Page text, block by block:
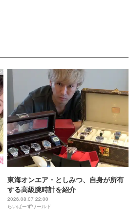
東海オンエア・としみつ、自身が所有
する高級腕時計を紹介
2026.08.07 22:00
らいばーずワールド